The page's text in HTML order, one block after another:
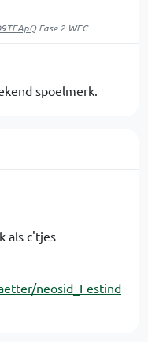
Fase 2 WEC
spoelmerk.
als c'tjes
neosid_Festind